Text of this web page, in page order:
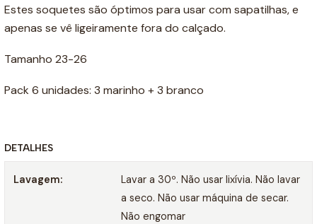
Estes soquetes são óptimos para usar com sapatilhas, e
apenas se vê ligeiramente fora do calçado.
Tamanho 23-26
Pack 6 unidades: 3 marinho + 3 branco
DETALHES
Lavagem:
Lavar a 30º. Não usar lixívia. Não lavar
a seco. Não usar máquina de secar.
Não engomar